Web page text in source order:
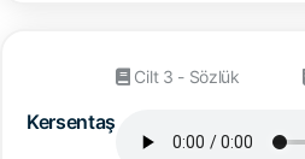
Kersentaş
Cilt 3 - Sözlük